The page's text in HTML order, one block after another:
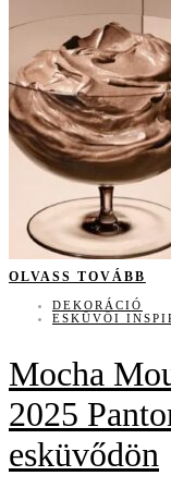
OLVASS TOVÁBB
DEKORÁCIÓ
ESKÜVŐI
Mocha
2025
esküvődön